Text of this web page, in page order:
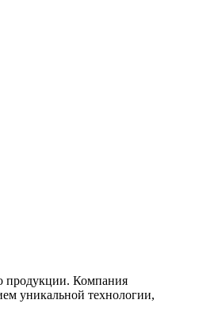
продукции. Компания
уникальной технологии,